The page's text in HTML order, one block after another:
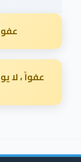
عفواً ، لا